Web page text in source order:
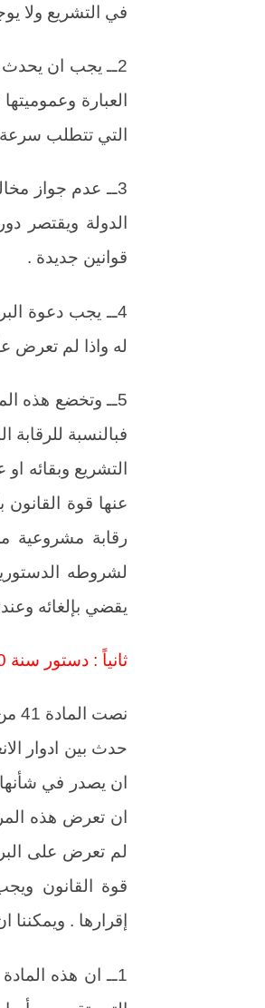
في التشريع ولا
2ــ يجب ان يحدث
العبارة
التي تتطلب سرعة
3ــ عدم جواز
الدولة ويقتصر
قوانين جديدة .
4ــ يجب دعوة
له واذا لم تعرض
5ــ وتخضع هذه
فبالنسبة للرقابة
التشريع وبقائه
رقابة
لشروطه
يقضي بإلغائه
ثانياً : دستور سنة 1930 :
حدث بين ادوار
ان يصدر في
ان تعرض هذه
لم تعرض على
قوة القانون
إقرارها .
1ــ ان هذه